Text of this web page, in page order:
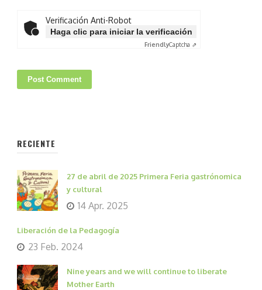
Verificación Anti-Robot
Haga clic para iniciar la verificación
FriendlyCaptcha ⇗
RECIENTE
27 de abril de 2025 Primera Feria gastrónomica
y cultural
14 Apr. 2025
Liberación de la Pedagogía
23 Feb. 2024
Nine years and we will continue to liberate
Mother Earth